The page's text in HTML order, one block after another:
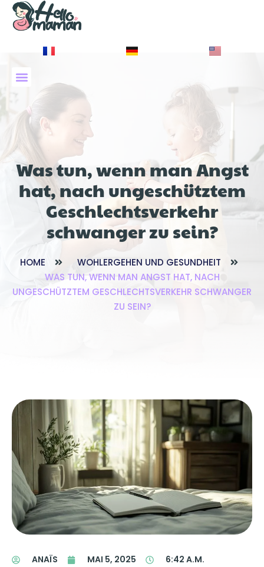
Was tun, wenn man Angst
hat, nach ungeschütztem
Geschlechtsverkehr
schwanger zu sein?
HOME
WOHLERGEHEN UND GESUNDHEIT
WAS TUN, WENN MAN ANGST HAT, NACH
UNGESCHÜTZTEM GESCHLECHTSVERKEHR SCHWANGER
ZU SEIN?
ANAÏS MAI 5, 2025 6:42 A.M.